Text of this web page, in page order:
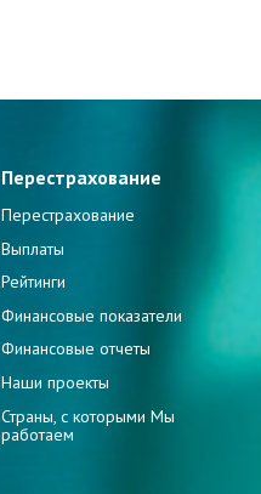
Перестрахование
Перестрахование
Выплаты
Рейтинги
Финансовые показатели
Финансовые отчеты
Наши проекты
Страны, с которыми Мы
работаем